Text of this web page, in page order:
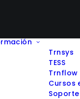
Trnsys
TESS
Trnflow
Cursos
Soporte